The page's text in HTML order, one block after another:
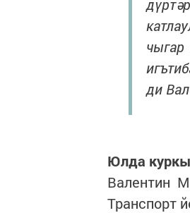
ди
Юлда
Валентин
Транспорт